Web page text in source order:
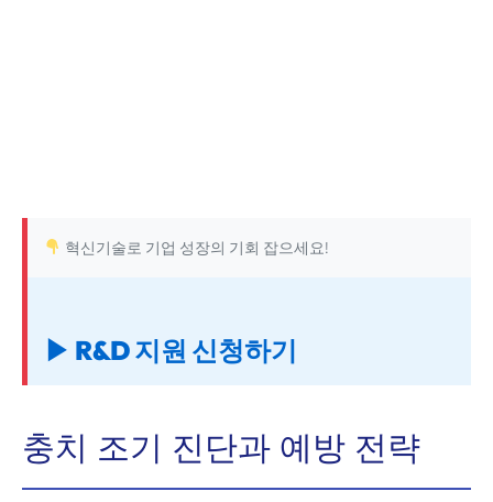
혁신기술로 기업 성장의 기회 잡으세요!
▶ R&D 지원 신청하기
충치 조기 진단과 예방 전략